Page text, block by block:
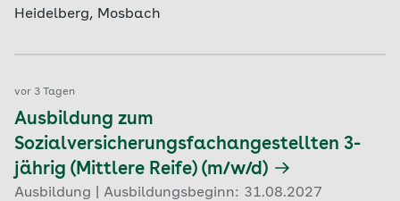
Heidelberg, Mosbach
vor 3 Tagen
Ausbildung zum
Sozialversicherungsfachangestellten 3-
jährig (Mittlere Reife) (m/w/d)
Ausbildung | Ausbildungsbeginn: 31.08.2027